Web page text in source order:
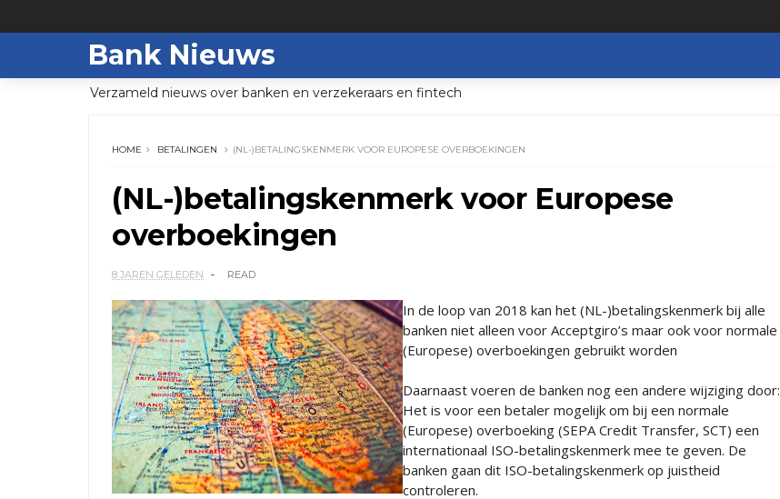
Bank Nieuws
Verzameld nieuws over banken en verzekeraars en fintech
HOME BETALINGEN (NL-)BETALINGSKENMERK VOOR EUROPESE OVERBOEKINGEN
(NL-)betalingskenmerk voor Europese
overboekingen
8 JAREN GELEDEN READ
In de loop van 2018 kan het (NL-)betalingskenmerk bij alle
banken niet alleen voor Acceptgiro’s maar ook voor normale
(Europese) overboekingen gebruikt worden
Daarnaast voeren de banken nog een andere wijziging door:
Het is voor een betaler mogelijk om bij een normale
(Europese) overboeking (SEPA Credit Transfer, SCT) een
internationaal ISO-betalingskenmerk mee te geven. De
banken gaan dit ISO-betalingskenmerk op juistheid
controleren.